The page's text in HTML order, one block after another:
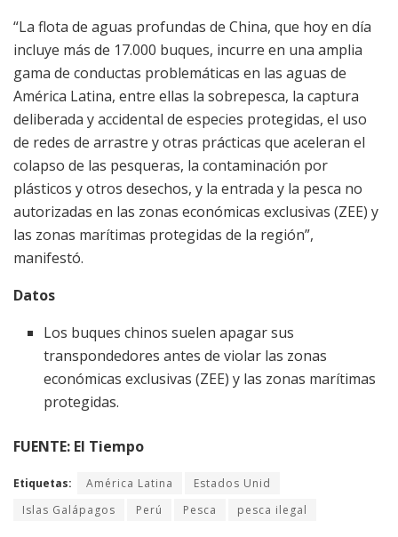
“La flota de aguas profundas de China, que hoy en día
incluye más de 17.000 buques, incurre en una amplia
gama de conductas problemáticas en las aguas de
América Latina, entre ellas la sobrepesca, la captura
deliberada y accidental de especies protegidas, el uso
de redes de arrastre y otras prácticas que aceleran el
colapso de las pesqueras, la contaminación por
plásticos y otros desechos, y la entrada y la pesca no
autorizadas en las zonas económicas exclusivas (ZEE) y
las zonas marítimas protegidas de la región”,
manifestó.
Datos
Los buques chinos suelen apagar sus
transpondedores antes de violar las zonas
económicas exclusivas (ZEE) y las zonas marítimas
protegidas.
FUENTE: El Tiempo
Etiquetas: América Latina
Estados Unid
Islas Galápagos
Perú Pesca pesca ilegal